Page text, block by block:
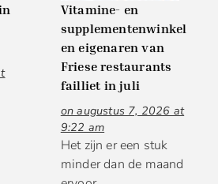
Vitamine- en
supplementenwinkel
en eigenaren van
Friese restaurants
failliet in juli
on augustus 7, 2026 at
9:22 am
Het zijn er een stuk
minder dan de maand